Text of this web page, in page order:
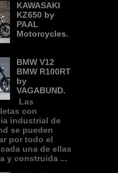
KAWASAKI
KZ650 by
PAAL
Motorcycles.
BMW V12
BMW R100RT
by
VAGABUND.
Las
con
industrial de
se pueden
por todo el
una de ellas
y construida ...